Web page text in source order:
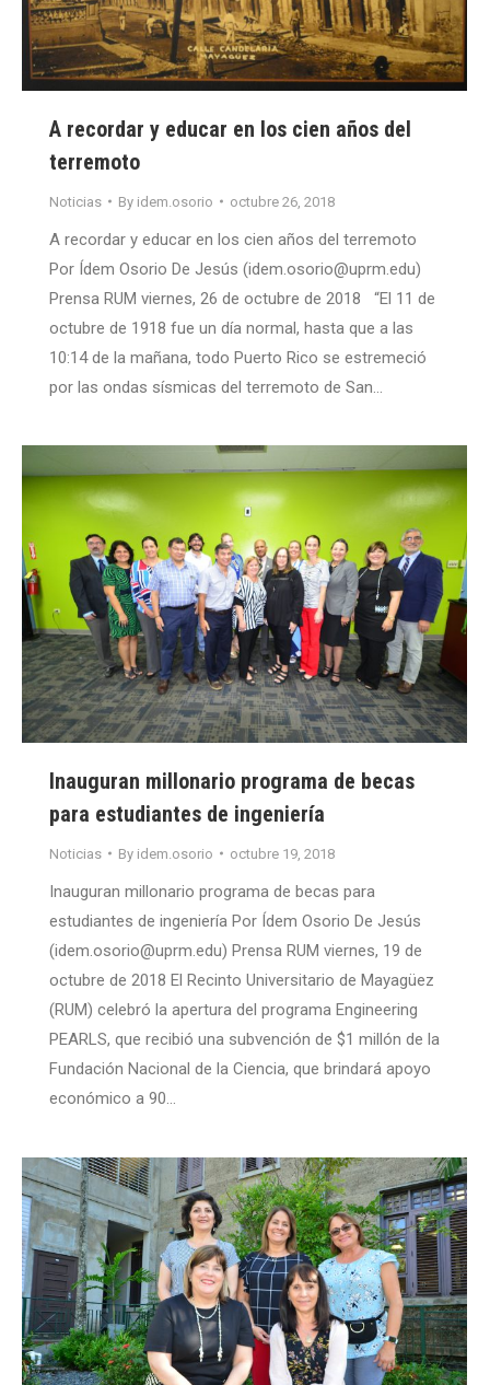
A recordar y educar en los cien años del
terremoto
Noticias By idem.osorio octubre 26, 2018
A recordar y educar en los cien años del terremoto
Por Ídem Osorio De Jesús (idem.osorio@uprm.edu)
Prensa RUM viernes, 26 de octubre de 2018 “El 11 de
octubre de 1918 fue un día normal, hasta que a las
10:14 de la mañana, todo Puerto Rico se estremeció
por las ondas sísmicas del terremoto de San…
Inauguran millonario programa de becas
para estudiantes de ingeniería
Noticias By idem.osorio octubre 19, 2018
Inauguran millonario programa de becas para
estudiantes de ingeniería Por Ídem Osorio De Jesús
(idem.osorio@uprm.edu) Prensa RUM viernes, 19 de
octubre de 2018 El Recinto Universitario de Mayagüez
(RUM) celebró la apertura del programa Engineering
PEARLS, que recibió una subvención de $1 millón de la
Fundación Nacional de la Ciencia, que brindará apoyo
económico a 90…